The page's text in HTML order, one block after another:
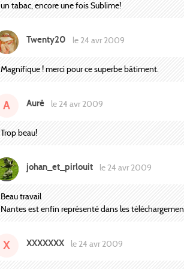
un tabac, encore une fois Sublime!
Twenty20 le 24 avr 2009
Magnifique ! merci pour ce superbe bâtiment.
A Aurë le 24 avr 2009
Trop beau!
johan_et_pirlouit le 24 avr 2009
Beau travail
Nantes est enfin représenté dans les
X XXXXXXX le 24 avr 2009